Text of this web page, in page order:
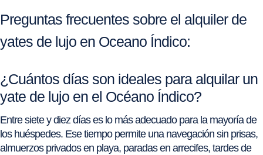
Preguntas frecuentes sobre el alquiler de
yates de lujo en Oceano Índico:
¿Cuántos días son ideales para alquilar un
yate de lujo en el Océano Índico?
Entre siete y diez días es lo más adecuado para la mayoría de
los huéspedes. Ese tiempo permite una navegación sin prisas,
almuerzos privados en playa, paradas en arrecifes, tardes de